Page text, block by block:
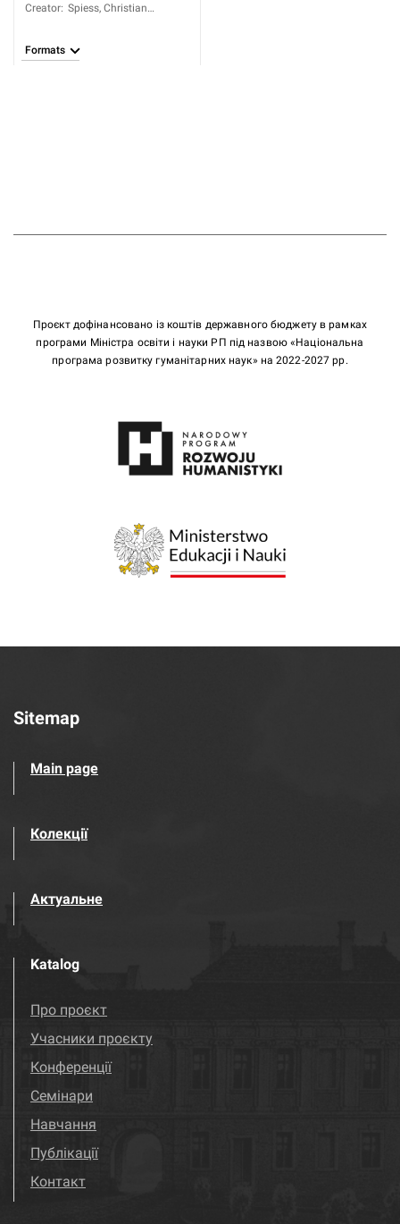
Creator: Spiess, Christian
Formats
Проєкт дофінансовано із коштів державного бюджету в рамках
програми Міністра освіти і науки РП під назвою «Національна
програма розвитку гуманітарних наук» на 2022-2027 рр.
Sitemap
Main page
Колекції
Актуальне
Katalog
Про проєкт
Учасники проєкту
Конференції
Семінари
Навчання
Публікації
Контакт